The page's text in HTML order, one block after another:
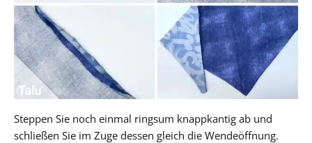
Steppen Sie noch einmal ringsum knappkantig ab und
schließen Sie im Zuge dessen gleich die Wendeöffnung.